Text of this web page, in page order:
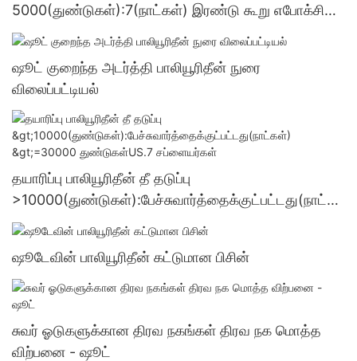
5000(துண்டுகள்):7(நாட்கள்) இரண்டு கூறு எபோக்சி
ஒட்டும் பொருள் மொத்த விற்பனை - ஷூட்
ஷூட் குறைந்த அடர்த்தி பாலியூரிதீன் நுரை
விலைப்பட்டியல்
தயாரிப்பு பாலியூரிதீன் தீ தடுப்பு
>10000(துண்டுகள்):பேச்சுவார்த்தைக்குட்பட்டது(நாட்க
ள்) >=30000 துண்டுகள்US.7 சப்ளையர்கள்
ஷூடேவின் பாலியூரிதீன் கட்டுமான பிசின்
சுவர் ஓடுகளுக்கான திரவ நகங்கள் திரவ நக மொத்த
விற்பனை - ஷூட்